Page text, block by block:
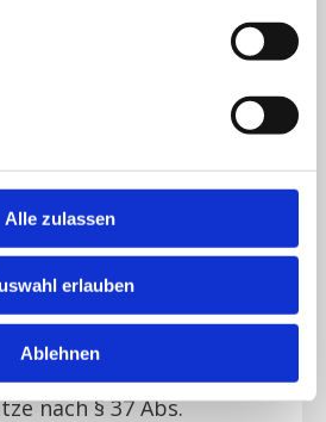
Alle zulassen
erlauben
Ablehnen
13.5
7,82 €
An- und
21,98 €
15
16
nach § 37 Abs.